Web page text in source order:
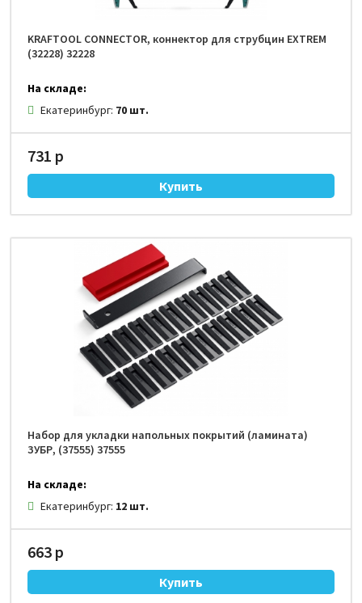
KRAFTOOL CONNECTOR, коннектор для струбцин EXTREM
(32228) 32228
На складе:
Екатеринбург: 70 шт.
731 р
Набор для укладки напольных покрытий (ламината)
ЗУБР, (37555) 37555
На складе:
Екатеринбург: 12 шт.
663 р